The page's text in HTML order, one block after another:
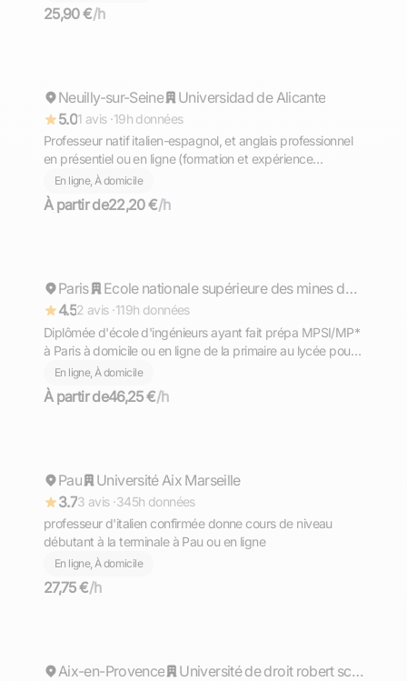
l'équivalent de la Maturità (bac italien)
25,90 €/h
Répond rapidement
Neuilly-sur-Seine
Universidad de Alicante
5.01 avis ·19h données
Professeur natif italien-espagnol, et anglais professionnel
en présentiel ou en ligne (formation et expérience
internationale en business)
En ligne, À domicile
À partir de22,20 €/h
Répond rapidement
Paris
Ecole nationale supérieure des mines de Saint-Etienne - site de Gardanne
4.52 avis ·119h données
Diplômée d'école d'ingénieurs ayant fait prépa MPSI/MP*
à Paris à domicile ou en ligne de la primaire au lycée pour
cours d'italien
En ligne, À domicile
À partir de46,25 €/h
Répond rapidement
Pau
Université Aix Marseille
3.73 avis ·345h données
professeur d'italien confirmée donne cours de niveau
débutant à la terminale à Pau ou en ligne
En ligne, À domicile
27,75 €/h
Répond rapidement
Aix-en-Provence
Université de droit robert schuman aix en provence